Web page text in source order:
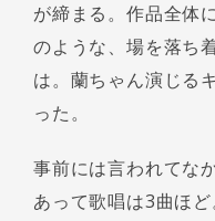
が締まる。作品全体
のような、場を落ち
は。蘭ちゃん演じる
った。
事前には言われてな
あって歌唱は3曲ほ